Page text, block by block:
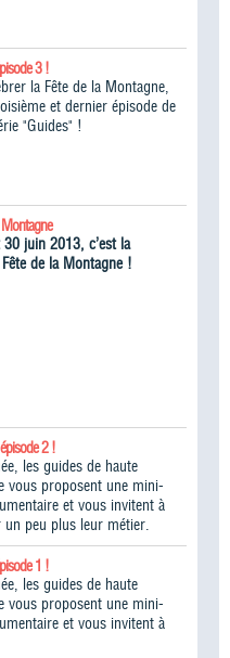
3 !
la Fête de la Montagne,
et dernier épisode de
"Guides" !
Montagne
juin 2013, c’est la
de la Montagne !
2 !
les guides de haute
vous proposent une mini-
et vous invitent à
peu plus leur métier.
1 !
les guides de haute
vous proposent une mini-
et vous invitent à